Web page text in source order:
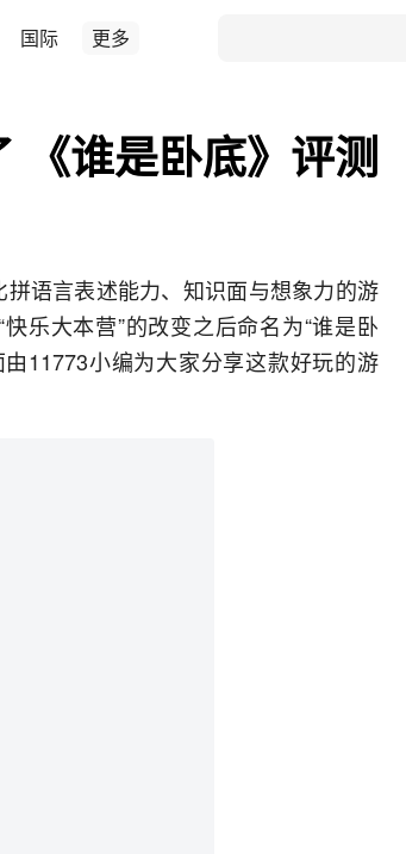
国际 更多
《谁是卧底》评测
语言表述能力、知识面与想象力的游
乐大本营”的改变之后命名为“谁是卧
11773小编为大家分享这款好玩的游